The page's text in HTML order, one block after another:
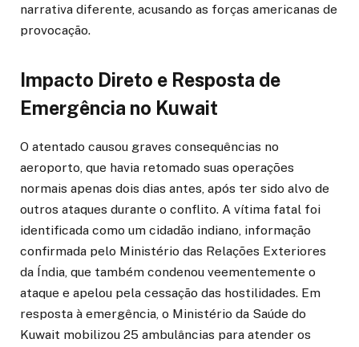
narrativa diferente, acusando as forças americanas de
provocação.
Impacto Direto e Resposta de
Emergência no Kuwait
O atentado causou graves consequências no
aeroporto, que havia retomado suas operações
normais apenas dois dias antes, após ter sido alvo de
outros ataques durante o conflito. A vítima fatal foi
identificada como um cidadão indiano, informação
confirmada pelo Ministério das Relações Exteriores
da Índia, que também condenou veementemente o
ataque e apelou pela cessação das hostilidades. Em
resposta à emergência, o Ministério da Saúde do
Kuwait mobilizou 25 ambulâncias para atender os